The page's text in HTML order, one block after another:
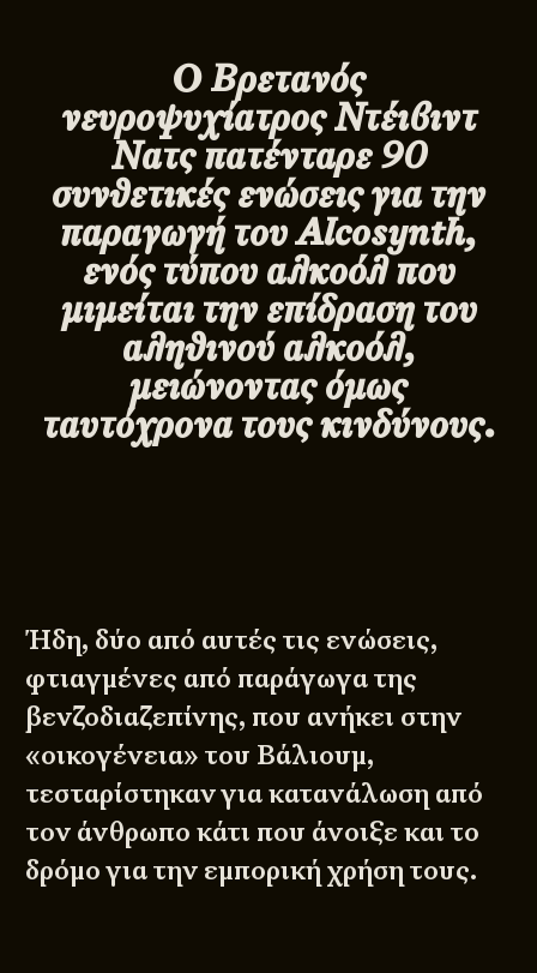
Ο Βρετανός
νευροψυχίατρος Ντέιβιντ
Νατς πατένταρε 90
συνθετικές ενώσεις για την
παραγωγή τουAlcosynth,
ενός τύπου αλκοόλ που
μιμείται την επίδραση του
αληθινού αλκοόλ,
μειώνοντας όμως
ταυτόχρονα τους κινδύνους.
Ήδη, δύο από αυτές τις ενώσεις,
φτιαγμένες από παράγωγα της
βενζοδιαζεπίνης, που ανήκει στην
«οικογένεια» του Βάλιουμ,
τεσταρίστηκαν για κατανάλωση από
τον άνθρωπο κάτι που άνοιξε και το
δρόμο για την εμπορική χρήση τους.